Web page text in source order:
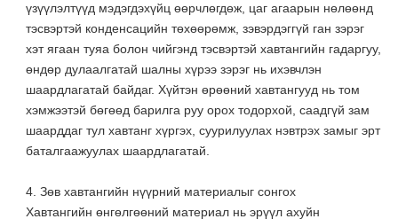
үзүүлэлтүүд мэдэгдэхүйц өөрчлөгдөж, цаг агаарын нөлөөнд
тэсвэртэй конденсацийн төхөөрөмж, зэвэрдэггүй ган зэрэг
хэт ягаан туяа болон чийгэнд тэсвэртэй хавтангийн гадаргуу,
өндөр дулаалгатай шалны хүрээ зэрэг нь ихэвчлэн
шаардлагатай байдаг. Хүйтэн өрөөний хавтангууд нь том
хэмжээтэй бөгөөд барилга руу орох тодорхой, саадгүй зам
шаарддаг тул хавтанг хүргэх, суурилуулах нэвтрэх замыг эрт
баталгаажуулах шаардлагатай.
4. Зөв хавтангийн нүүрний материалыг сонгох
Хавтангийн өнгөлгөөний материал нь эрүүл ахуйн